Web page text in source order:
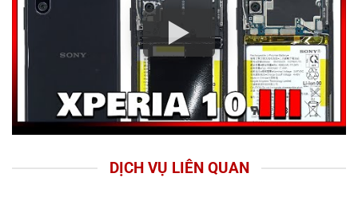
DỊCH VỤ LIÊN QUAN